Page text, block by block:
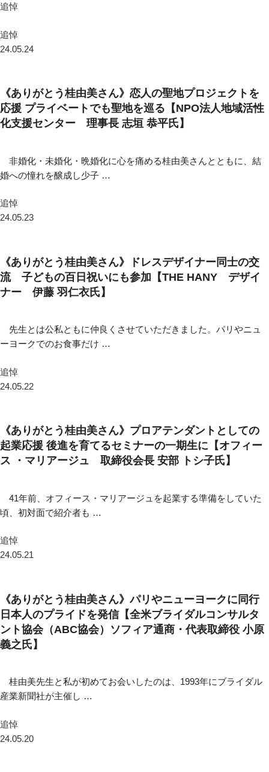
追悼
追悼
24.05.24
《ありがとう桂由美さん》恋人の聖地プロジェクトを
応援 プライベートでも聖地を巡る【NPO法人地域活性
化支援センター 理事長 志垣 恭平氏】
非婚化・未婚化・晩婚化に心を痛める桂由美さんとともに、結
婚への憧れを醸成し少子 …
追悼
24.05.23
《ありがとう桂由美さん》ドレスデザイナー同士の交
流 子どもの百日祝いにも参加【THE HANY デザイ
ナー 伊藤 羽仁衣氏】
先生とは公私ともに仲良くさせていただきました。パリやニュ
ーヨークでのお食事だけ …
追悼
24.05.22
《ありがとう桂由美さん》プロアテンダントとしての
起業応援 後進を育てるセミナーの一期生に【オフィー
ス ・マリアージュ 取締役会長 安部 トシ子氏】
41年前、オフィース・マリアージュを起業する準備をしていた
頃、初対面で紹介者も …
追悼
24.05.21
《ありがとう桂由美さん》パリやニューヨークに同行
日本人のプライドを発信【全米ブライダルコンサルタ
ント協会（ABC協会）ソフィア通商・代表取締役 小原
義之氏】
桂由美先生と私が初めてお会いしたのは、1993年にブライダル
産業新聞社が主催し …
追悼
24.05.20